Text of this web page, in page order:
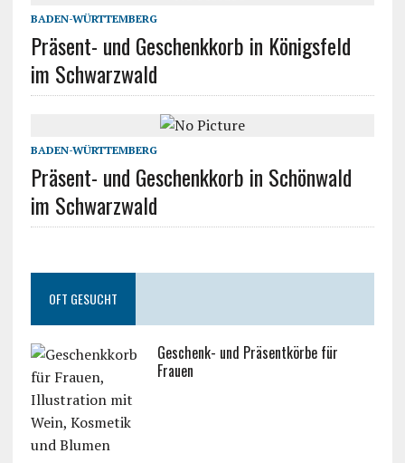
BADEN-WÜRTTEMBERG
Präsent- und Geschenkkorb in Königsfeld
im Schwarzwald
BADEN-WÜRTTEMBERG
Präsent- und Geschenkkorb in Schönwald
im Schwarzwald
OFT GESUCHT
Geschenk- und Präsentkörbe für
Frauen